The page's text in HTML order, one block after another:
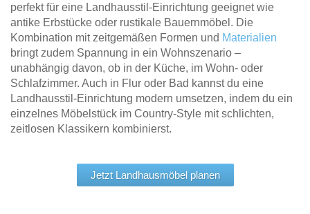
perfekt für eine Landhausstil-Einrichtung geeignet wie
antike Erbstücke oder rustikale Bauernmöbel. Die
Kombination mit zeitgemäßen Formen und Materialien
bringt zudem Spannung in ein Wohnszenario –
unabhängig davon, ob in der Küche, im Wohn- oder
Schlafzimmer. Auch in Flur oder Bad kannst du eine
Landhausstil-Einrichtung modern umsetzen, indem du ein
einzelnes Möbelstück im Country-Style mit schlichten,
zeitlosen Klassikern kombinierst.
Jetzt Landhausmöbel planen